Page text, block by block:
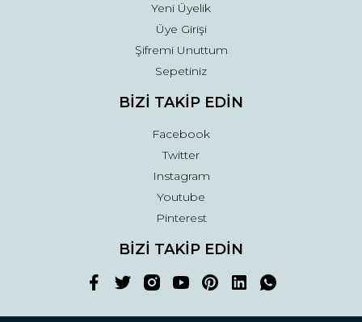
Yeni Üyelik
Üye Girişi
Şifremi Unuttum
Sepetiniz
BİZİ TAKİP EDİN
Facebook
Twitter
Instagram
Youtube
Pinterest
BİZİ TAKİP EDİN